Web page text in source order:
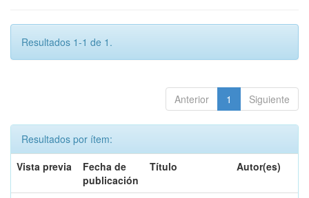
Resultados 1-1 de 1.
Anterior 1 Siguiente
Resultados por ítem:
Vista previa
Fecha de
publicación
Título Autor(es)